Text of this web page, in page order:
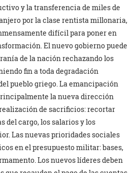
y la transferencia de miles de
por la clase rentista millonaria,
difícil para poner en
El nuevo gobierno puede
de la nación rechazando los
fin a toda degradación
pueblo griego. La emancipación
la nueva dirección
de sacrificios: recortar
del cargo, los salarios y los
Las nuevas prioridades sociales
en el presupuesto militar: bases,
Los nuevos líderes deben